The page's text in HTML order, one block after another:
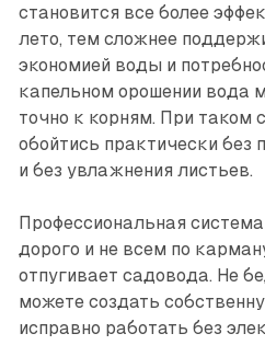
становится все более
лето, тем сложнее
экономией воды и
капельном орошении вода
точно к корням. При таком
обойтись практически без
и без увлажнения листьев.
Профессиональная
дорого и не всем по
отпугивает садовода. Не
можете создать
исправно работать без